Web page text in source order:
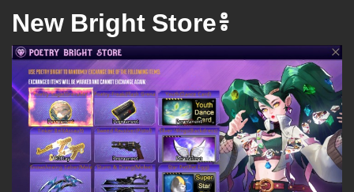
New Bright Store៖